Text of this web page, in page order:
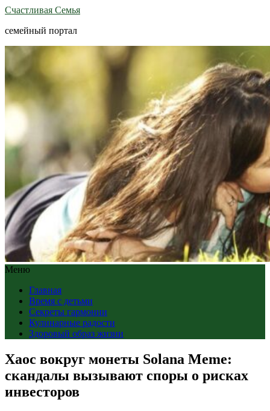
Счастливая Семья
семейный портал
Меню
Главная
Время с детьми
Секреты гармонии
Кулинарные радости
Здоровый образ жизни
Хаос вокруг монеты Solana Meme:
скандалы вызывают споры о рисках
инвесторов